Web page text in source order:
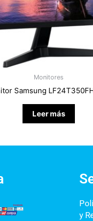
Monitores
Samsung
Leer más
y